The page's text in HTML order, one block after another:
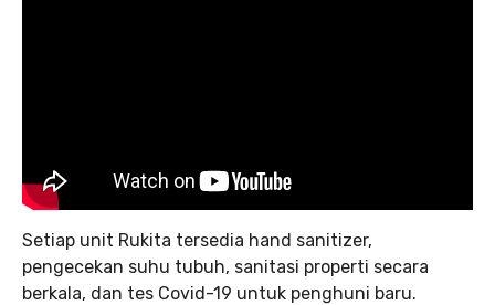
Setiap unit Rukita tersedia hand sanitizer,
pengecekan suhu tubuh, sanitasi properti secara
berkala, dan tes Covid-19 untuk penghuni baru.